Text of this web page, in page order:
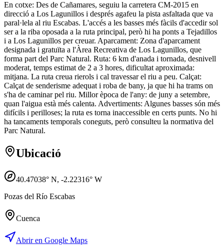
En cotxe: Des de Cañamares, seguiu la carretera CM-2015 en
direcció a Los Lagunillos i després agafeu la pista asfaltada que va
paral·lela al riu Escabas. L'accés a les basses més fàcils d'accedir sol
ser a la riba oposada a la ruta principal, però hi ha ponts a Tejadillos
i a Los Lagunillos per creuar. Aparcament: Zona d'aparcament
designada i gratuïta a l'Àrea Recreativa de Los Lagunillos, que
forma part del Parc Natural. Ruta: 6 km d'anada i tornada, desnivell
moderat, temps estimat de 2 a 3 hores, dificultat aproximada:
mitjana. La ruta creua rierols i cal travessar el riu a peu. Calçat:
Calçat de senderisme adequat i roba de bany, ja que hi ha trams on
s'ha de caminar pel riu. Millor època de l'any: de juny a setembre,
quan l'aigua està més calenta. Advertiments: Algunes basses són més
difícils i perilloses; la ruta es torna inaccessible en certs punts. No hi
ha tancaments temporals coneguts, però consulteu la normativa del
Parc Natural.
Ubicació
40.47038° N, -2.22316° W
Pozas del Río Escabas
Cuenca
Abrir en Google Maps